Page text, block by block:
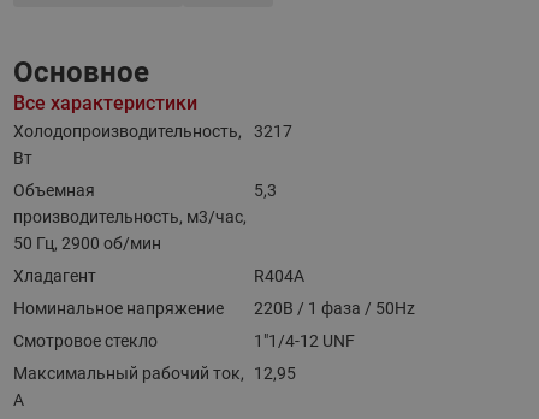
Основное
Все характеристики
Холодопроизводительность,
Вт
3217
Объемная
производительность, м3/час,
50 Гц, 2900 об/мин
5,3
Хладагент
R404A
Номинальное напряжение
220В / 1 фаза / 50Hz
Смотровое стекло
1"1/4-12 UNF
Максимальный рабочий ток,
А
12,95